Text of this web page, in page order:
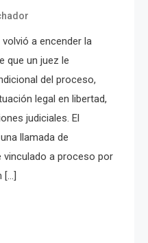
volvió a encender la
que un juez le
del proceso,
legal en libertad,
judiciales. El
llamada de
a proceso por
[…]